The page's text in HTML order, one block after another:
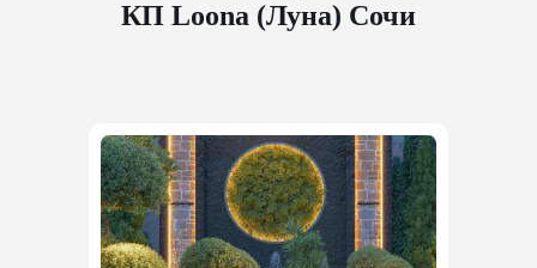
КП Loona (Луна) Сочи